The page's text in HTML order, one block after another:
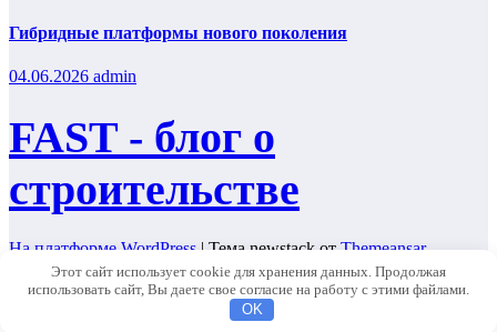
Гибридные платформы нового поколения
04.06.2026 admin
FAST - блог о
строительстве
На платформе WordPress|Тема newstack отThemeansar.
Home
Этот сайт использует cookie для хранения данных. Продолжая
использовать сайт, Вы даете свое согласие на работу с этими файлами.
OK